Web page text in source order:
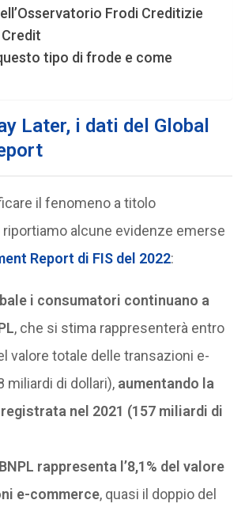
Frodi Creditizie
tipo di frode e come
Later, i dati del Global
il fenomeno a titolo
alcune evidenze emerse
Report di FIS del 2022:
i consumatori continuano a
, che si stima rappresenterà entro
valore totale delle transazioni e-
miliardi di dollari), aumentando la
nel 2021 (157 miliardi di
rappresenta l’8,1% del valore
e-commerce, quasi il doppio del